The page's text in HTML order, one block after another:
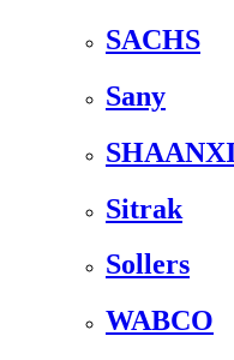
SACHS
Sany
Sitrak
Sollers
WABCO